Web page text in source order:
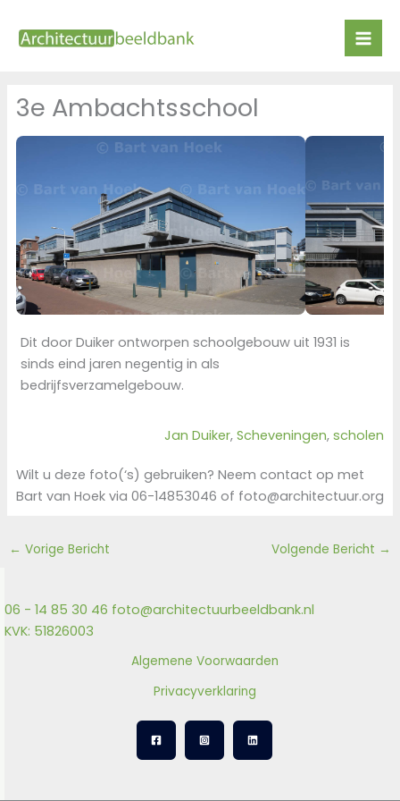
naar
3e Ambachtsschool
Dit door Duiker ontworpen schoolgebouw uit 1931 is
sinds eind jaren negentig in als
bedrijfsverzamelgebouw.
Jan Duiker, Scheveningen, scholen
Wilt u deze foto(‘s) gebruiken? Neem contact op met
Bart van Hoek via 06-14853046 of foto@architectuur.org
← Vorige Bericht Volgende Bericht →
06 - 14 85 30 46 foto@architectuurbeeldbank.nl
KVK: 51826003
Algemene Voorwaarden
Privacyverklaring